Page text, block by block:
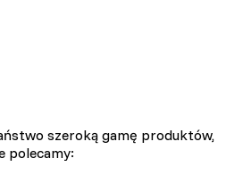
szeroką gamę produktów,
polecamy: